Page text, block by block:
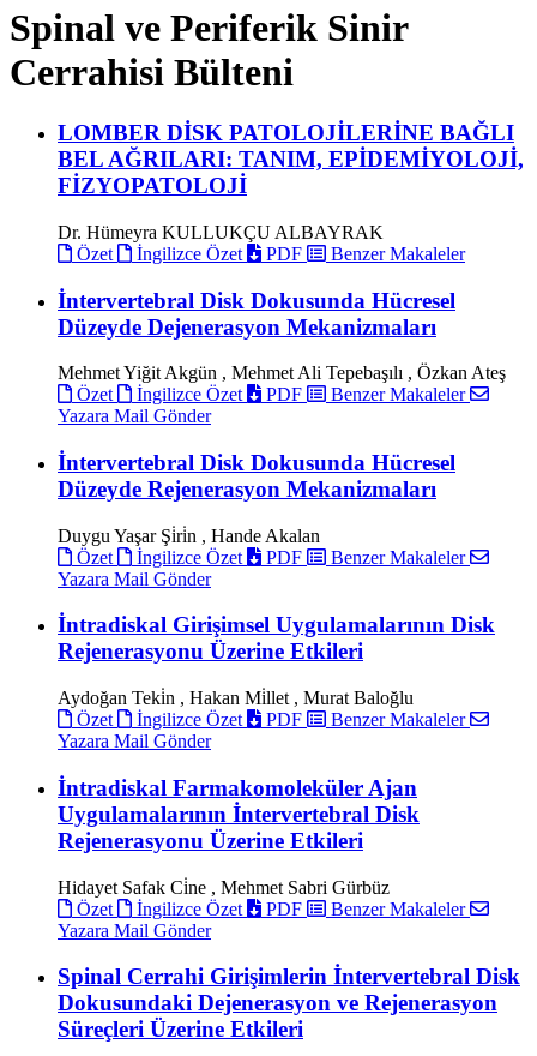
Spinal ve Periferik Sinir
Cerrahisi Bülteni
LOMBER DİSK PATOLOJİLERİNE BAĞLI
BEL AĞRILARI: TANIM, EPİDEMİYOLOJİ,
FİZYOPATOLOJİ
Dr. Hümeyra KULLUKÇU ALBAYRAK
Özet
İngilizce Özet PDF Benzer Makaleler
İntervertebral Disk Dokusunda Hücresel
Düzeyde Dejenerasyon Mekanizmaları
Mehmet Yiğit Akgün , Mehmet Ali Tepebaşılı , Özkan Ateş
Özet
İngilizce Özet PDF
Benzer Makaleler
Yazara Mail Gönder
İntervertebral Disk Dokusunda Hücresel
Düzeyde Rejenerasyon Mekanizmaları
Duygu Yaşar Şi̇ri̇n , Hande Akalan
Özet
İngilizce Özet PDF
Benzer Makaleler
Yazara Mail Gönder
İntradiskal Girişimsel Uygulamalarının Disk
Rejenerasyonu Üzerine Etkileri
Aydoğan Teki̇n , Hakan Mi̇llet , Murat Baloğlu
Özet
İngilizce Özet PDF
Benzer Makaleler
Yazara Mail Gönder
İntradiskal Farmakomoleküler Ajan
Uygulamalarının İntervertebral Disk
Rejenerasyonu Üzerine Etkileri
Hidayet Safak Ci̇ne , Mehmet Sabri Gürbüz
Özet
İngilizce Özet PDF
Benzer Makaleler
Yazara Mail Gönder
Spinal Cerrahi Girişimlerin İntervertebral Disk
Dokusundaki Dejenerasyon ve Rejenerasyon
Süreçleri Üzerine Etkileri